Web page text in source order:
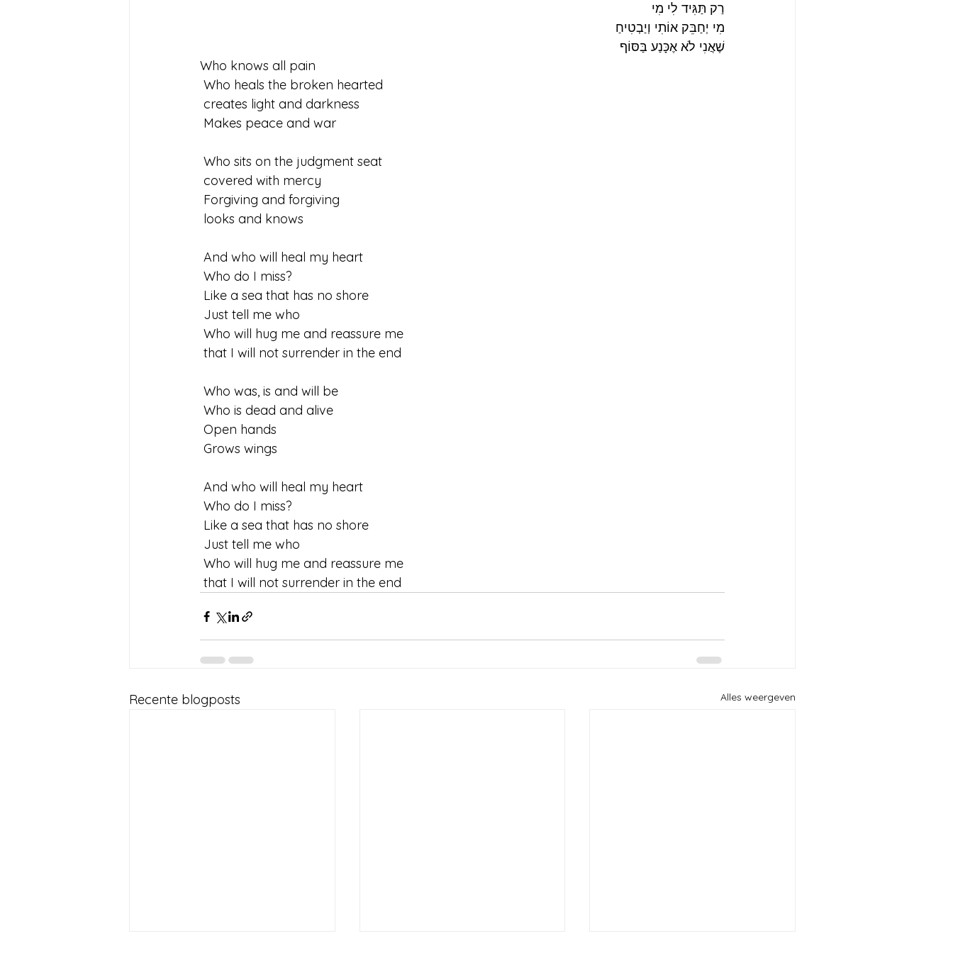
רַק תַּגִּיד לִי מִי
מִי יְחַבֵּק אוֹתִי וְיַבְטִיחַ⁠
שֶׁאֲנִי לֹא אֶכָּנַע בַּסּוֹף
Who knows all pain
Who heals the broken hearted
creates light and darkness
Makes peace and war
Who sits on the judgment seat
covered with mercy
Forgiving and forgiving
looks and knows
And who will heal my heart
Who do I miss?
Like a sea that has no shore
Just tell me who
Who will hug me and reassure me
that I will not surrender in the end
Who was, is and will be
Who is dead and alive
Open hands
Grows wings
And who will heal my heart
Who do I miss?
Like a sea that has no shore
Just tell me who
Who will hug me and reassure me
that I will not surrender in the end
Recente blogposts Alles weergeven